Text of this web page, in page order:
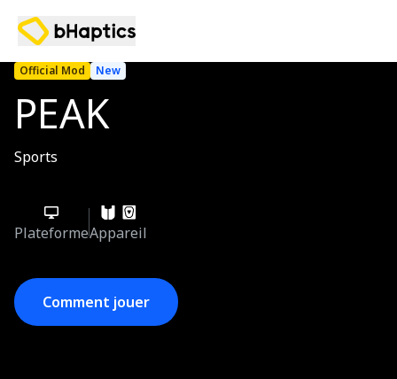
Official Mod New
PEAK
Sports
PlateformeAppareil
Comment jouer